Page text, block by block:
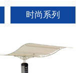
时尚系列